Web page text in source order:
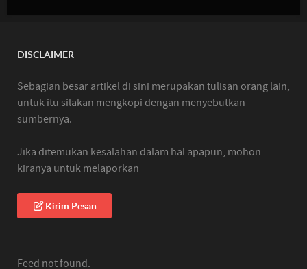
DISCLAIMER
Sebagian besar artikel di sini merupakan tulisan orang lain,
untuk itu silakan mengkopi dengan menyebutkan
sumbernya.
Jika ditemukan kesalahan dalam hal apapun, mohon
kiranya untuk melaporkan
Kirim Pesan
Feed not found.